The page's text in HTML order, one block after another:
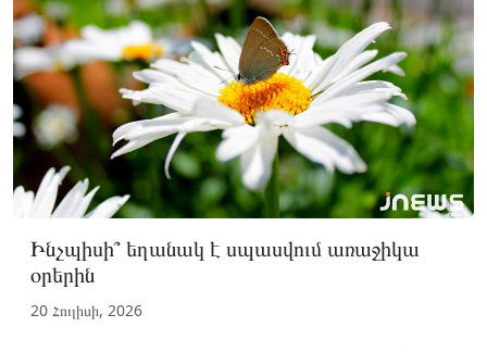
Ինչպիսի՞ եղանակ է սպասվում առաջիկա
օրերին
20 Հուլիսի, 2026